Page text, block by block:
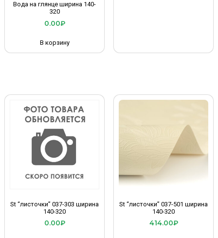
Вода на глянце ширина 140-
320
0.00₽
В корзину
St “листочки” 037-303 ширина
140-320
0.00₽
St “листочки” 037-501 ширина
140-320
414.00₽